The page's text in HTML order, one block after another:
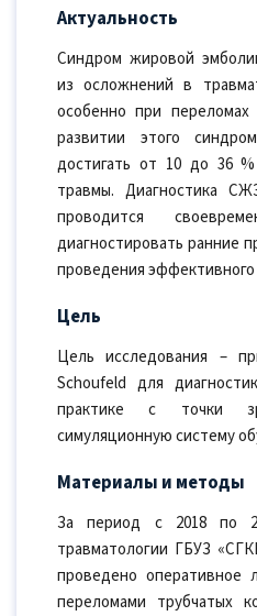
Актуальность
Синдром жировой
из осложнений в
особенно при
развитии этого
достигать от 10 до 36
травмы. Диагностика
проводится
диагностировать ранние
проведения эффективного
Цель
Цель исследования –
Schoufeld для
практике с точки
симуляционную систему
Материалы и методы
За период с 2018 по
травматологии ГБУЗ
проведено оперативное
переломами трубчатых